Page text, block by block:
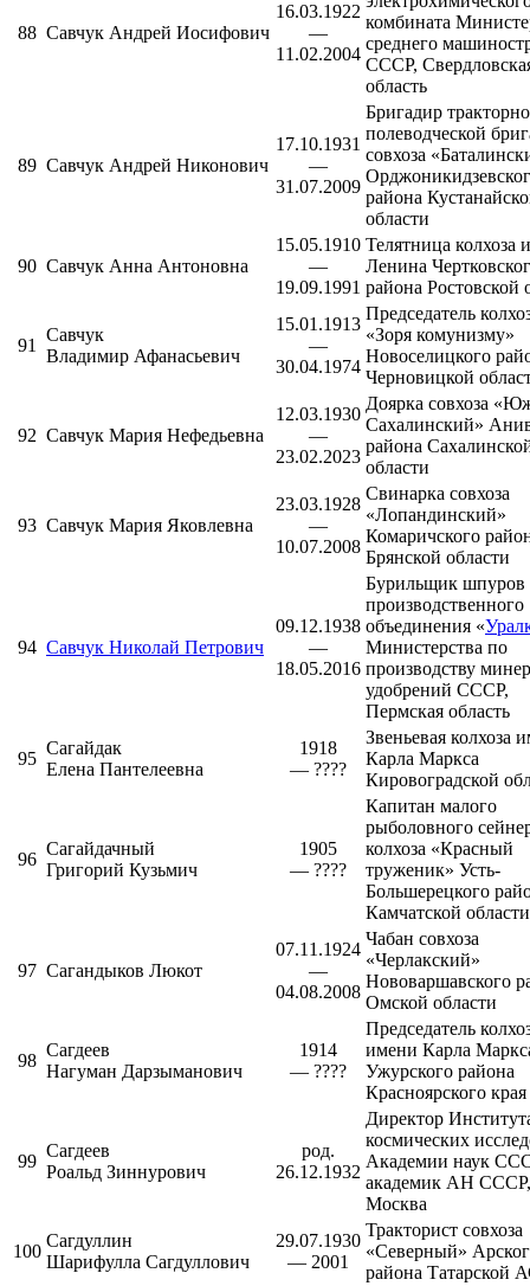
88 Савчук Андрей Иосифович
16.03.1922
—
11.02.2004
комбината
среднего
СССР,
область
89 Савчук Андрей Никонович
17.10.1931
—
31.07.2009
Бригадир
полеводческой
совхоза
района
области
90 Савчук Анна Антоновна
15.05.1910
—
19.09.1991
Телятница колхоза
Ленина
района Ростовской
91
Савчук
Владимир Афанасьевич
15.01.1913
—
30.04.1974
Председатель
«Зоря комунизму»
Новоселицкого
Черновицкой
92 Савчук Мария Нефедьевна
12.03.1930
—
23.02.2023
Доярка совхоза
Сахалинский»
района
области
93 Савчук Мария Яковлевна
23.03.1928
—
10.07.2008
Свинарка совхоза
«Лопандинский»
Комаричского
Брянской области
94 Савчук Николай Петрович
09.12.1938
—
18.05.2016
Бурильщик шпуров
производственного
объединения «
Министерства по
производству
удобрений СССР,
Пермская область
95
Сагайдак
Елена Пантелеевна
1918
— ????
Звеньевая колхоза
Карла Маркса
Кировоградской
96
Сагайдачный
Григорий Кузьмич
1905
— ????
Капитан малого
рыболовного
колхоза «Красный
труженик» Усть-
Большерецкого
Камчатской области
97 Сагандыков Люкот
07.11.1924
—
04.08.2008
Чабан совхоза
«Черлакский»
Нововаршавского
Омской области
98
Сагдеев
Нагуман Дарзыманович
1914
— ????
Председатель
имени Карла
Ужурского района
Красноярского края
99
Сагдеев
Роальд Зиннурович
род.
26.12.1932
Директор
космических
Академии наук
академик АН
Москва
100
Сагдуллин
Шарифулла Сагдуллович
29.07.1930
— 2001
Тракторист совхоза
«Северный»
района Татарской